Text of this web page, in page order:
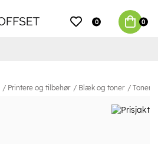
0 0
Printere og tilbehør Blæk og toner Toner